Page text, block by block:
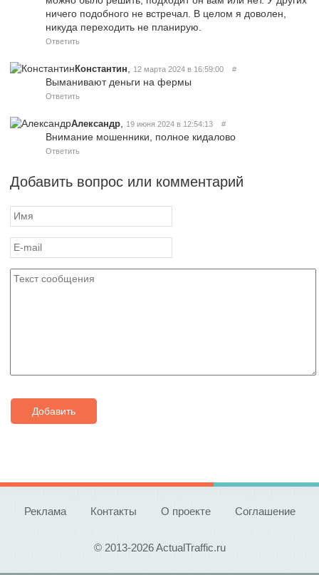
ничего подобного не встречал. В целом я доволен,
никуда переходить не планирую.
Ответить
Константин 12 марта 2024 в 16:59:00 #
Выманивают деньги на фермы
Ответить
Александр 19 июня 2024 в 12:54:13 #
Внимание мошенники, полное кидалово
Ответить
Добавить вопрос или комментарий
Добавить
Реклама Контакты О проекте Соглашение
© 2013-2026 ActualTraffic.ru